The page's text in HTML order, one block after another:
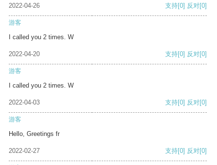
2022-04-26 支持[0] 反对[0]
游客
I called you 2 times. W
2022-04-20 支持[0] 反对[0]
游客
I called you 2 times. W
2022-04-03 支持[0] 反对[0]
游客
Hello, Greetings fr
2022-02-27 支持[0] 反对[0]